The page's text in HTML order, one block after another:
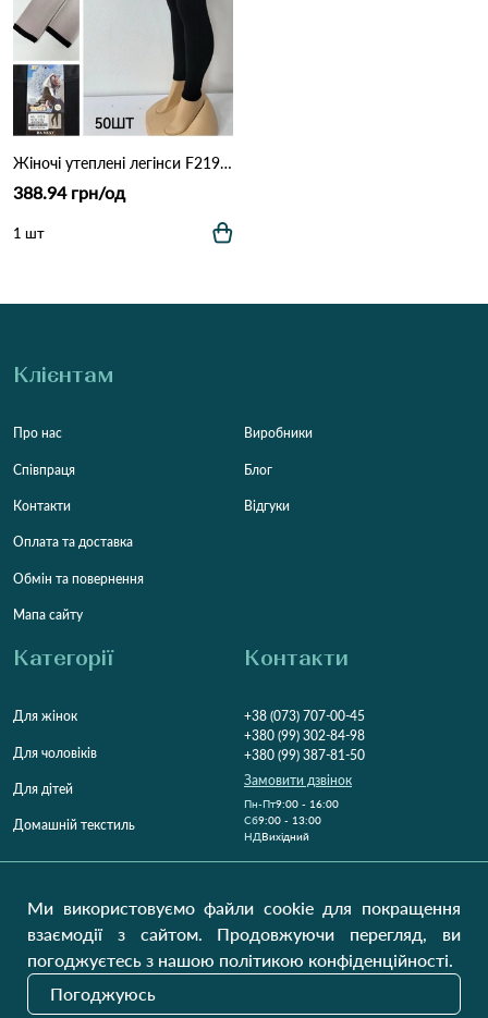
Жіночі утеплені легінси F219/4XL на флісі (48-54) — 4800D Чорний
388.94 грн/од
1 шт
Клієнтам
Про нас
Співпраця
Контакти
Оплата та доставка
Обмін та повернення
Мапа сайту
Виробники
Блог
Відгуки
Категорії
Для жінок
Для чоловіків
Для дітей
Домашній текстиль
Контакти
+38 (073) 707-00-45
+380 (99) 302-84-98
+380 (99) 387-81-50
Замовити дзвінок
Пн-Пт9:00 - 16:00
Cб9:00 - 13:00
НДВихідний
Наші оновлення
Ми використовуємо файли cookie для покращення
взаємодії з сайтом. Продовжуючи перегляд, ви
погоджуєтесь з нашою політикою конфіденційності.
Погоджуюсь